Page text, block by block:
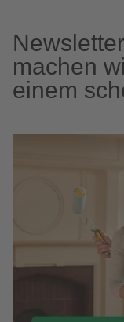
machen
einem